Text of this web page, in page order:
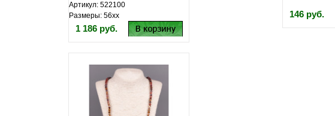
Артикул: 522100
Размеры: 56хх
1 186 руб.
146 руб.